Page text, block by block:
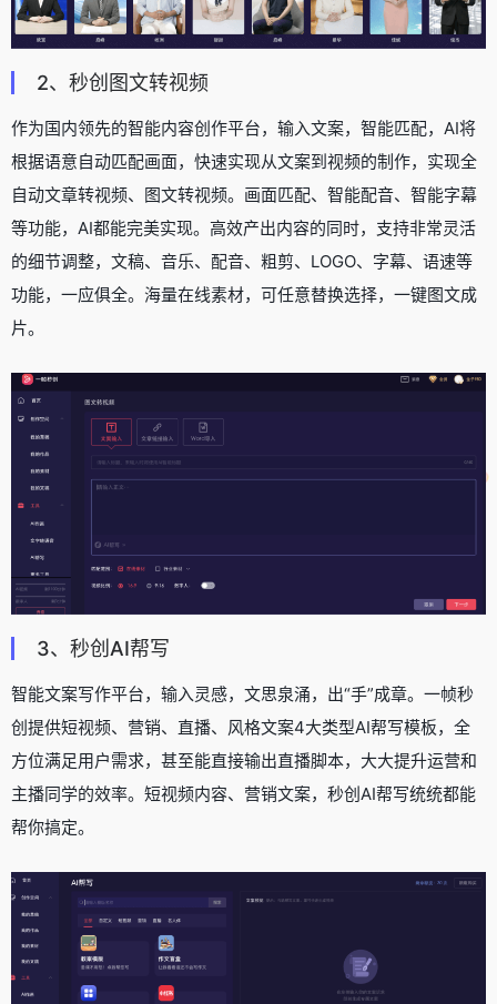
2、秒创图文转视频
作为国内领先的智能内容创作平台，输入文案，智能匹配，AI将
根据语意自动匹配画面，快速实现从文案到视频的制作，实现全
自动文章转视频、图文转视频。画面匹配、智能配音、智能字幕
等功能，AI都能完美实现。高效产出内容的同时，支持非常灵活
的细节调整，文稿、音乐、配音、粗剪、LOGO、字幕、语速等
功能，一应俱全。海量在线素材，可任意替换选择，一键图文成
片。
3、秒创AI帮写
智能文案写作平台，输入灵感，文思泉涌，出“手”成章。一帧秒
创提供短视频、营销、直播、风格文案4大类型AI帮写模板，全
方位满足用户需求，甚至能直接输出直播脚本，大大提升运营和
主播同学的效率。短视频内容、营销文案，秒创AI帮写统统都能
帮你搞定。